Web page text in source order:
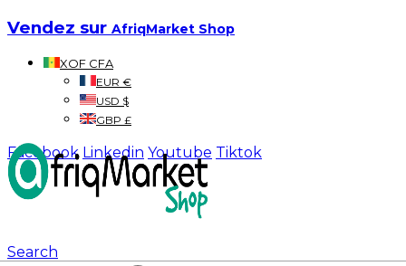
Vendez sur AfriqMarket Shop
XOF CFA
EUR €
USD $
GBP £
Facebook Linkedin Youtube Tiktok
Search